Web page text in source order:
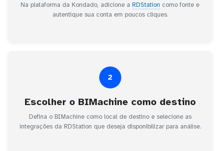
Na plataforma da Kondado, adicione a RDStation como fonte e
autentique sua conta em poucos cliques.
2
Escolher o BIMachine como destino
Defina o BIMachine como local de destino e selecione as
integrações da RDStation que deseja disponibilizar para análise.